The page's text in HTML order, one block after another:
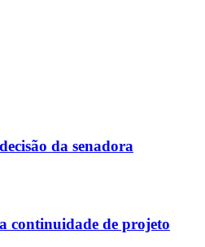
da senadora
continuidade de projeto